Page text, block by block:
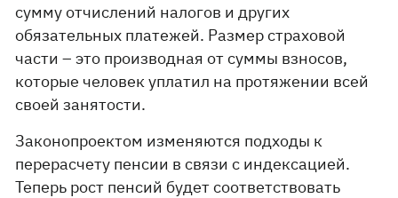
сумму отчислений налогов и других
обязательных платежей. Размер страховой
части – это производная от суммы взносов,
которые человек уплатил на протяжении всей
своей занятости.
Законопроектом изменяются подходы к
перерасчету пенсии в связи с индексацией.
Теперь рост пенсий будет соответствовать